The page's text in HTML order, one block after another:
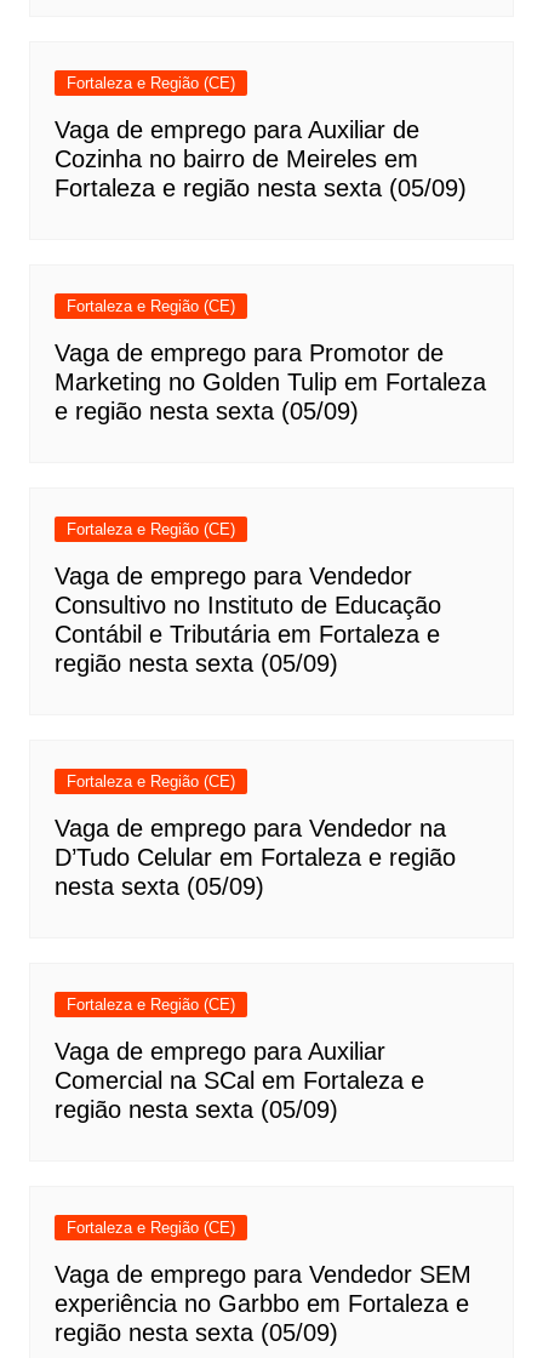
Fortaleza e Região (CE)
Vaga de emprego para Auxiliar de
Cozinha no bairro de Meireles em
Fortaleza e região nesta sexta (05/09)
Fortaleza e Região (CE)
Vaga de emprego para Promotor de
Marketing no Golden Tulip em Fortaleza
e região nesta sexta (05/09)
Fortaleza e Região (CE)
Vaga de emprego para Vendedor
Consultivo no Instituto de Educação
Contábil e Tributária em Fortaleza e
região nesta sexta (05/09)
Fortaleza e Região (CE)
Vaga de emprego para Vendedor na
D’Tudo Celular em Fortaleza e região
nesta sexta (05/09)
Fortaleza e Região (CE)
Vaga de emprego para Auxiliar
Comercial na SCal em Fortaleza e
região nesta sexta (05/09)
Fortaleza e Região (CE)
Vaga de emprego para Vendedor SEM
experiência no Garbbo em Fortaleza e
região nesta sexta (05/09)